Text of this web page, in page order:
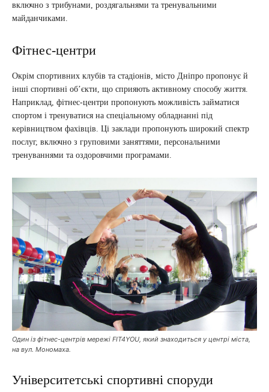
включно з трибунами, роздягальнями та тренувальними
майданчиками.
Фітнес-центри
Окрім спортивних клубів та стадіонів, місто Дніпро пропонує й
інші спортивні об’єкти, що сприяють активному способу життя.
Наприклад, фітнес-центри пропонують можливість займатися
спортом і тренуватися на спеціальному обладнанні під
керівництвом фахівців. Ці заклади пропонують широкий спектр
послуг, включно з груповими заняттями, персональними
тренуваннями та оздоровчими програмами.
Один із фітнес-центрів мережі FIT4YOU, який знаходиться у центрі міста,
на вул. Мономаха.
Університетські спортивні споруди